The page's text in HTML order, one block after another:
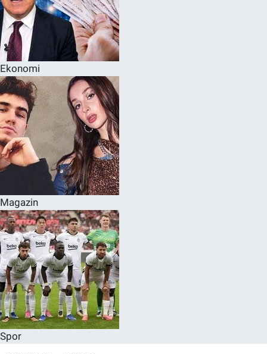
Ekonomi
Magazin
Spor